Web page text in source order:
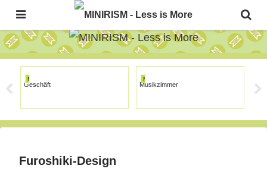
The Japanese Minimalism Art Movement!
MINIRISM
Geschäft
MINIRISM
Musikzimmer
Furoshiki-Design